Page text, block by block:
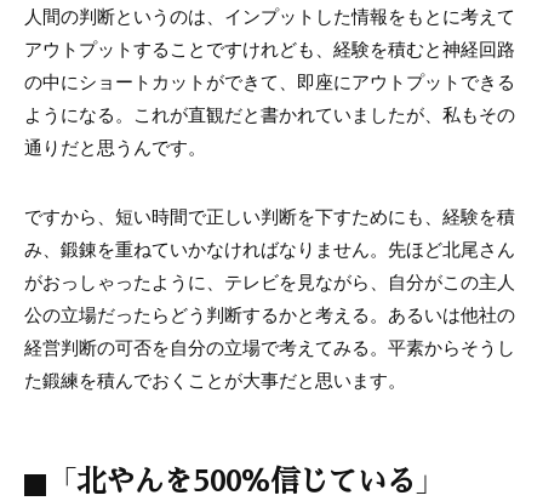
人間の判断というのは、インプットした情報をもとに考えて
アウトプットすることですけれども、経験を積むと神経回路
の中にショートカットができて、即座にアウトプットできる
ようになる。これが直観だと書かれていましたが、私もその
通りだと思うんです。
ですから、短い時間で正しい判断を下すためにも、経験を積
み、鍛錬を重ねていかなければなりません。先ほど北尾さん
がおっしゃったように、テレビを見ながら、自分がこの主人
公の立場だったらどう判断するかと考える。あるいは他社の
経営判断の可否を自分の立場で考えてみる。平素からそうし
た鍛練を積んでおくことが大事だと思います。
「北やんを500％信じている」